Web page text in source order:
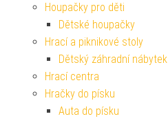
Houpačky pro děti
Dětské houpačky
Hrací a piknikové stoly
Dětský záhradní nábytek
Hrací centra
Hračky do písku
Auta do písku